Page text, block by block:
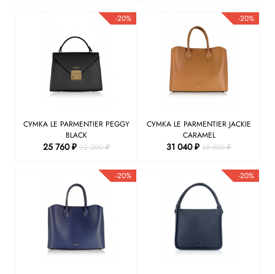
-20%
СУМКА LE PARMENTIER PEGGY
BLACK
25 760 ₽32 200 ₽
-20%
СУМКА LE PARMENTIER JACKIE
CARAMEL
31 040 ₽ 38 800 ₽
-20% -20%